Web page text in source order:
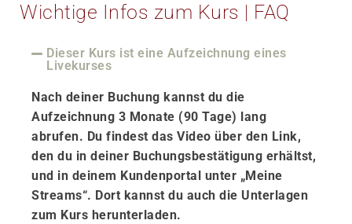
Wichtige Infos zum Kurs | FAQ
Dieser Kurs ist eine Aufzeichnung eines
Livekurses
Nach deiner Buchung kannst du die
Aufzeichnung 3 Monate (90 Tage) lang
abrufen. Du findest das Video über den Link,
den du in deiner Buchungsbestätigung erhältst,
und in deinem Kundenportal unter „Meine
Streams“. Dort kannst du auch die Unterlagen
zum Kurs herunterladen.